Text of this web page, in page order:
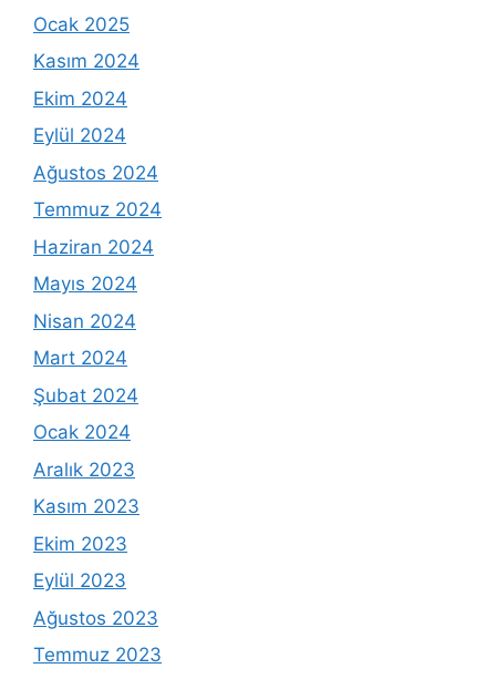
Ocak 2025
Kasım 2024
Ekim 2024
Eylül 2024
Ağustos 2024
Temmuz 2024
Haziran 2024
Mayıs 2024
Nisan 2024
Mart 2024
Şubat 2024
Ocak 2024
Aralık 2023
Kasım 2023
Ekim 2023
Eylül 2023
Ağustos 2023
Temmuz 2023